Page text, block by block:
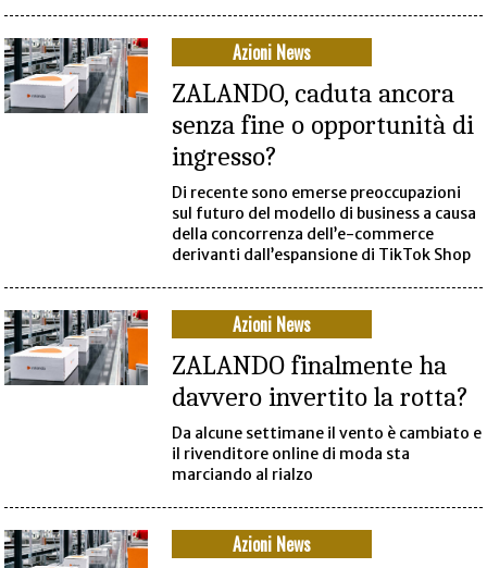
Azioni News
ZALANDO, caduta ancora
senza fine o opportunità di
ingresso?
Di recente sono emerse preoccupazioni
sul futuro del modello di business a causa
della concorrenza dell’e-commerce
derivanti dall’espansione di TikTok Shop
Azioni News
ZALANDO finalmente ha
davvero invertito la rotta?
Da alcune settimane il vento è cambiato e
il rivenditore online di moda sta
marciando al rialzo
Azioni News